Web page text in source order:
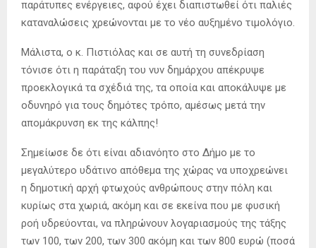
παράτυπες ενέργειες, αφού έχει διαπιστωθεί ότι παλιές
καταναλώσεις χρεώνονται με το νέο αυξημένο τιμολόγιο.
Μάλιστα, ο κ. Πιστιόλας και σε αυτή τη συνεδρίαση
τόνισε ότι η παράταξη του νυν δημάρχου απέκρυψε
προεκλογικά τα σχέδιά της, τα οποία και αποκάλυψε με
οδυνηρό για τους δημότες τρόπο, αμέσως μετά την
απομάκρυνση εκ της κάλπης!
Σημείωσε δε ότι είναι αδιανόητο στο Δήμο με το
μεγαλύτερο υδάτινο απόθεμα της χώρας να υποχρεώνει
η δημοτική αρχή φτωχούς ανθρώπους στην πόλη και
κυρίως στα χωριά, ακόμη και σε εκείνα που με φυσική
ροή υδρεύονται, να πληρώνουν λογαριασμούς της τάξης
των 100, των 200, των 300 ακόμη και των 800 ευρώ (ποσά